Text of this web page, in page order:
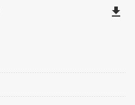
file_download